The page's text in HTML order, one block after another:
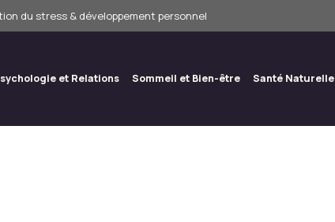
du stress & développement personnel
et Relations Sommeil et Bien-être Santé Naturelle